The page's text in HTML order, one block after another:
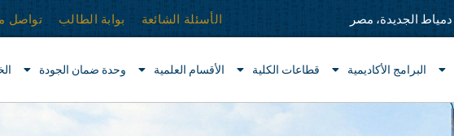
دمياط الجديدة، مصر الأسئلة الشائعة بوابة الطالب تواصل
البرامج الأكاديمية قطاعات الكلية الأقسام العلمية وحدة ضمان الجودة